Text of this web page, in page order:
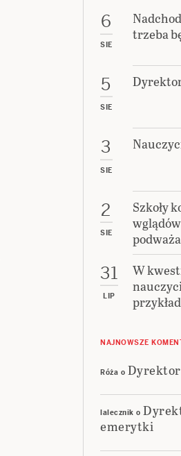
6
SIE
trzeba
5
SIE
3
SIE
2
SIE
Szkoły
31
LIP
W
NAJNOWSZE
Róża o Dyrektor
lalecznik o
emerytki